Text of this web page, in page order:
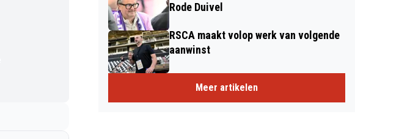
Rode Duivel
RSCA maakt volop werk van volgende
aanwinst
Meer artikelen